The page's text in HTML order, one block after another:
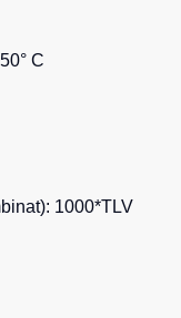
C
1000*TLV